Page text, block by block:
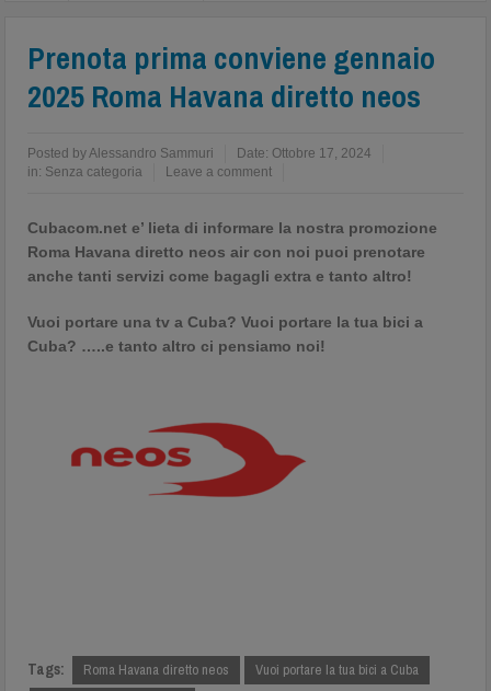
Prenota prima conviene gennaio
2025 Roma Havana diretto neos
Posted byAlessandro Sammuri Date: Ottobre 17, 2024
in: Senza categoria Leave a comment
Cubacom.net e’ lieta di informare la nostra promozione
Roma Havana diretto neos air con noi puoi prenotare
anche tanti servizi come bagagli extra e tanto altro!
Vuoi portare una tv a Cuba? Vuoi portare la tua bici a
Cuba? …..e tanto altro ci pensiamo noi!
Tags: Roma Havana diretto neos
Vuoi portare la tua bici a Cuba